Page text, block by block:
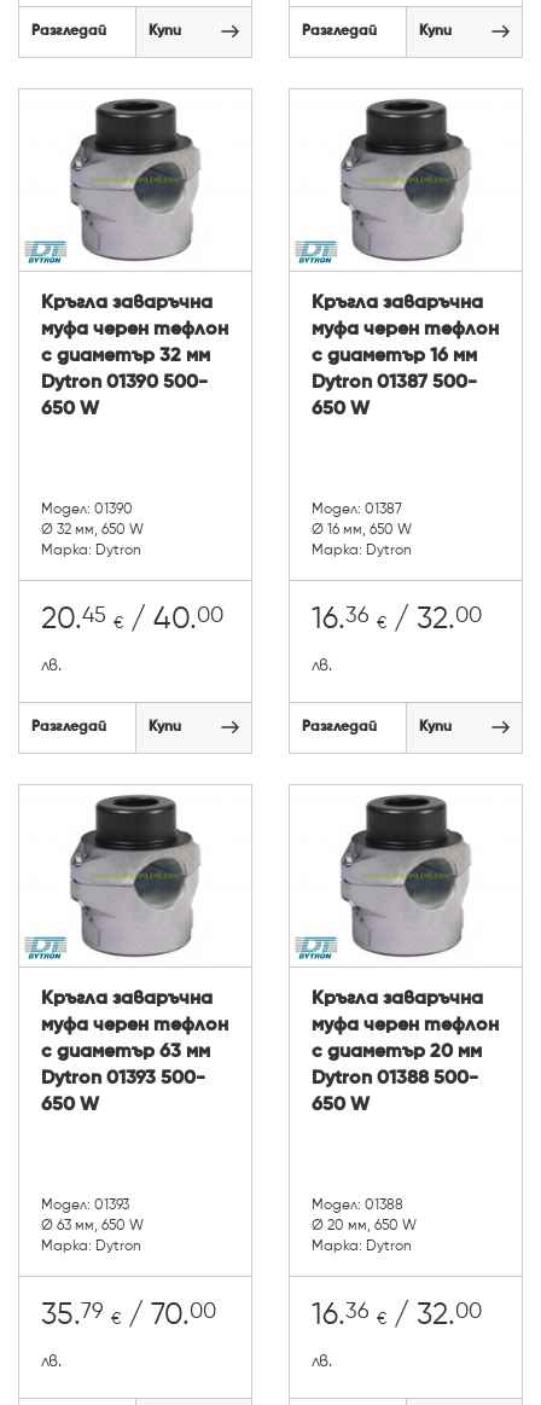
Разгледай Купи Разгледай Купи
Кръгла заваръчна
муфа черен тефлон
с диаметър 32 мм
Dytron 01390 500-
650 W
Модел: 01390
Ø 32 мм, 650 W
Марка: Dytron
20.45 € / 40.00
лв.
Разгледай Купи
Кръгла заваръчна
муфа черен тефлон
с диаметър 16 мм
Dytron 01387 500-
650 W
Модел: 01387
Ø 16 мм, 650 W
Марка: Dytron
16.36 € / 32.00
лв.
Разгледай Купи
Кръгла заваръчна
муфа черен тефлон
с диаметър 63 мм
Dytron 01393 500-
650 W
Модел: 01393
Ø 63 мм, 650 W
Марка: Dytron
35.79 € / 70.00
лв.
Кръгла заваръчна
муфа черен тефлон
с диаметър 20 мм
Dytron 01388 500-
650 W
Модел: 01388
Ø 20 мм, 650 W
Марка: Dytron
16.36 € / 32.00
лв.